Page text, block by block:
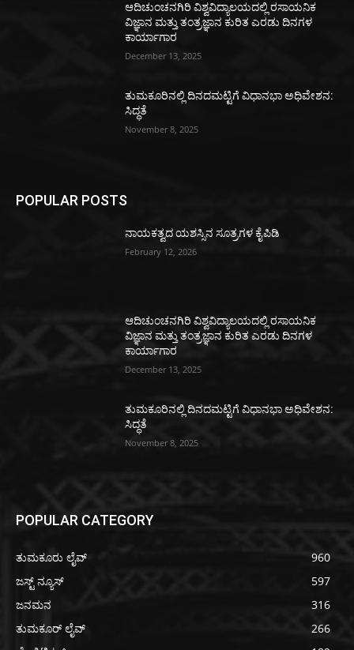
ಆದಿಚುಂಚನಗಿರಿ ವಿಶ್ವವಿದ್ಯಾಲಯದಲ್ಲಿ ರಸಾಯನಿಕ
ವಿಜ್ಞಾನ ಮತ್ತು ತಂತ್ರಜ್ಞಾನ ಕುರಿತ ಎರಡು ದಿನಗಳ
ಕಾರ್ಯಾಗಾರ
December 13, 2025
ತುಮಕೂರಿನಲ್ಲಿ ದಿನದಮಟ್ಟಿಗೆ ವಿಧಾನಭಾ ಅಧಿವೇಶನ:
ಸಿದ್ಧತೆ
November 8, 2025
POPULAR POSTS
ನಾಯಕತ್ವದ ಯಶಸ್ಸಿನ ಸೂತ್ರಗಳ ಕೈಪಿಡಿ
February 12, 2026
ಆದಿಚುಂಚನಗಿರಿ ವಿಶ್ವವಿದ್ಯಾಲಯದಲ್ಲಿ ರಸಾಯನಿಕ
ವಿಜ್ಞಾನ ಮತ್ತು ತಂತ್ರಜ್ಞಾನ ಕುರಿತ ಎರಡು ದಿನಗಳ
ಕಾರ್ಯಾಗಾರ
December 13, 2025
ತುಮಕೂರಿನಲ್ಲಿ ದಿನದಮಟ್ಟಿಗೆ ವಿಧಾನಭಾ ಅಧಿವೇಶನ:
ಸಿದ್ಧತೆ
November 8, 2025
POPULAR CATEGORY
ತುಮಕೂರು ಲೈವ್
960
ಜಸ್ಟ್ ನ್ಯೂಸ್
597
ಜನಮನ
316
ತುಮಕೂರ್ ಲೈವ್
266